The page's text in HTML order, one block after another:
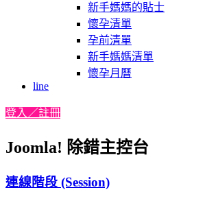
新手媽媽的貼士
懷孕清單
孕前清單
新手媽媽清單
懷孕月曆
line
登入／註冊
Joomla! 除錯主控台
連線階段 (Session)